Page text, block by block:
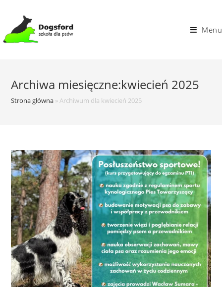
content
Menu
Archiwa miesięczne:kwiecień 2025
Strona główna »Archiwum dla kwiecień 2025